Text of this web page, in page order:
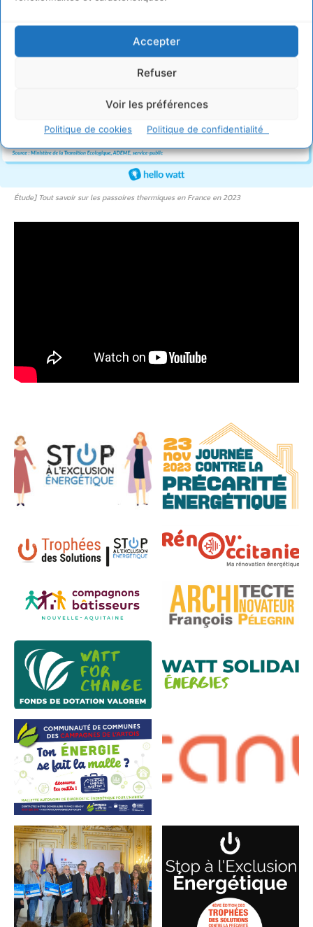
Accepter
Refuser
Voir les préférences
Politique de cookies Politique de confidentialité
Étude] Tout savoir sur les passoires thermiques en France en 2023